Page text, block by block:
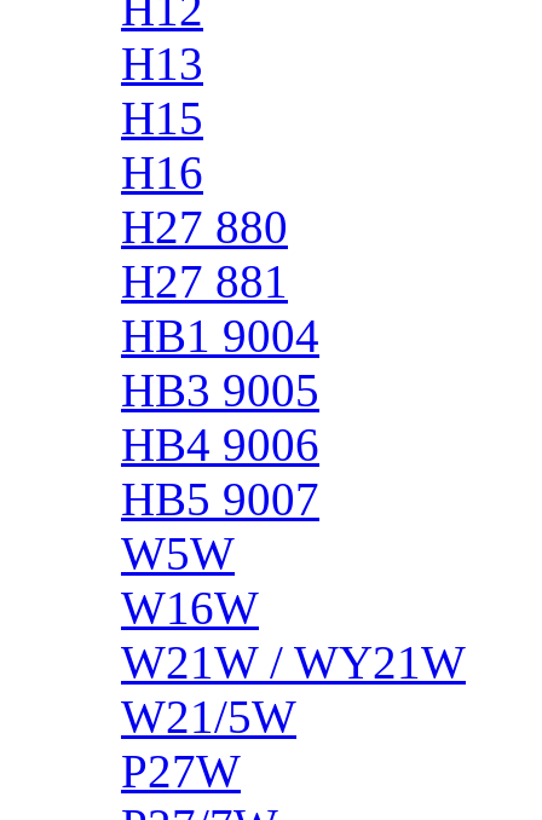
H13
H15
H16
H27 880
H27 881
HB1 9004
HB3 9005
HB4 9006
HB5 9007
W5W
W16W
W21W / WY21W
W21/5W
P27W